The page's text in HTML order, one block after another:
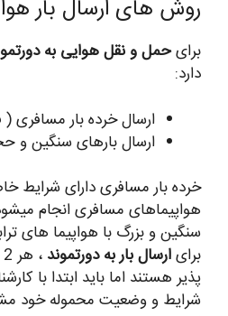
روش های ارسال بار
برایحمل و نقل هوایی به
دارد:
ارسال خرده بار مسافری (
ارسال بارهای سنگین و
خرده بار مسافری دارای شرایط
هواپیماهای مسافری انجام
سنگین و بزرگ با هواپیما های
برایارسال بار به دورتموند
پذیر هستند اما باید ابتدا با
شرایط و وضعیت محموله خود